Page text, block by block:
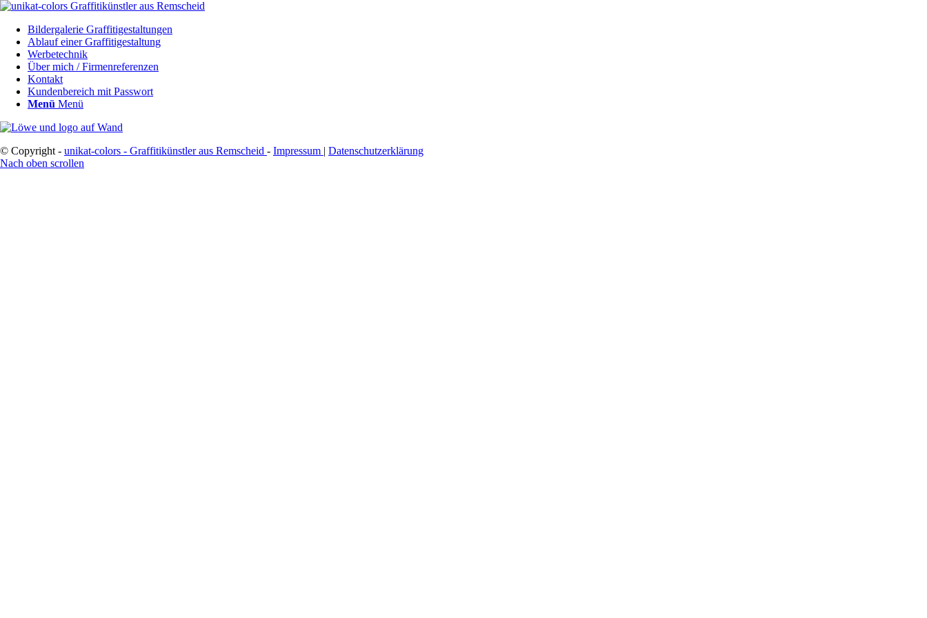
Bildergalerie Graffitigestaltungen
Ablauf einer Graffitigestaltung
Werbetechnik
Über mich / Firmenreferenzen
Kontakt
Kundenbereich mit Passwort
Menü Menü
© Copyright - unikat-colors - Graffitikünstler aus Remscheid - Impressum | Datenschutzerklärung
Nach oben scrollen